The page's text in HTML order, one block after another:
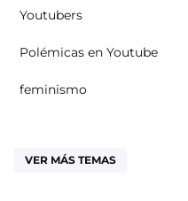
Youtubers
Polémicas en Youtube
feminismo
VER MÁS TEMAS